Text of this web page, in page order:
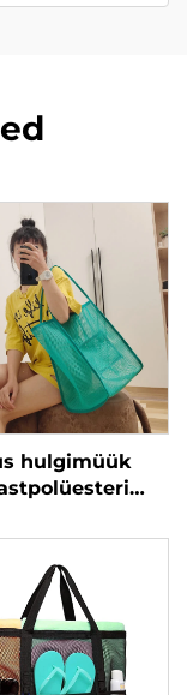
hulgimüük
ühtlast
naistele ühe õla
kandmine